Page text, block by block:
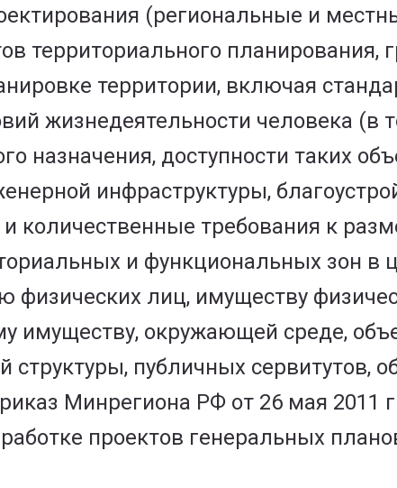
(региональные и
территориального планирования,
территории, включая
жизнедеятельности человека (в
назначения, доступности таких
инфраструктуры,
количественные требования к
и функциональных зон в
физических лиц, имуществу
имуществу, окружающей среде,
структуры, публичных сервитутов,
Минрегиона РФ от 26 мая 2011
проектов генеральных